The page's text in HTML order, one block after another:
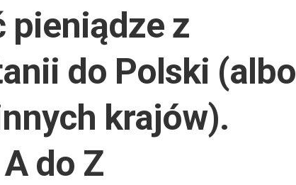
pieniądze z
do Polski (albo
krajów).
do Z